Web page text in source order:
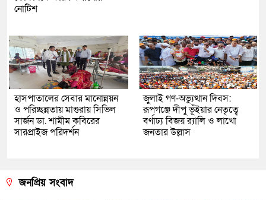
নোটিশ
হাসপাতালের সেবার মানোন্নয়ন
ও পরিচ্ছন্নতায় মাগুরায় সিভিল
সার্জন ডা. শামীম কবিরের
সারপ্রাইজ পরিদর্শন
জুলাই গণ-অভ্যুত্থান দিবস:
রূপগঞ্জে দীপু ভূঁইয়ার নেতৃত্বে
বর্ণাঢ্য বিজয় র‌্যালি ও লাখো
জনতার উল্লাস
জনপ্রিয় সংবাদ